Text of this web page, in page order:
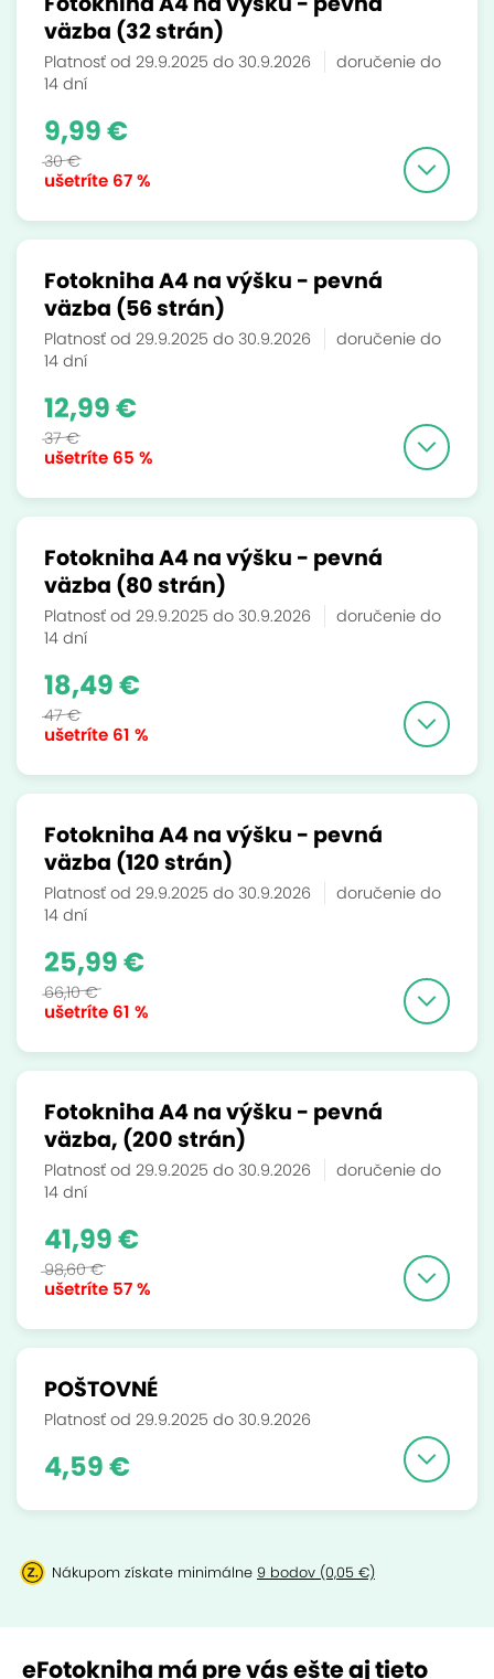
väzba (32 strán)
Platnosť od 29.9.2025 do 30.9.2026
doručenie do
14 dní
ušetríte 67 %
9,99 €
30 €
Fotokniha A4 na výšku - pevná
väzba (56 strán)
Platnosť od 29.9.2025 do 30.9.2026
doručenie do
14 dní
ušetríte 65 %
12,99 €
37 €
Fotokniha A4 na výšku - pevná
väzba (80 strán)
Platnosť od 29.9.2025 do 30.9.2026
doručenie do
14 dní
ušetríte 61 %
18,49 €
47 €
Fotokniha A4 na výšku - pevná
väzba (120 strán)
Platnosť od 29.9.2025 do 30.9.2026
doručenie do
14 dní
ušetríte 61 %
25,99 €
66,10 €
Fotokniha A4 na výšku - pevná
väzba, (200 strán)
Platnosť od 29.9.2025 do 30.9.2026
doručenie do
14 dní
ušetríte 57 %
41,99 €
98,60 €
POŠTOVNÉ
Platnosť od 29.9.2025 do 30.9.2026
4,59 €
Nákupom získate minimálne 9 bodov (0,05 €)
eFotokniha má pre vás ešte aj tieto